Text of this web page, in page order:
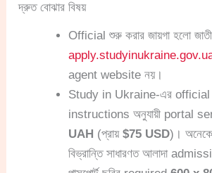
দ্রুত বোঝার বিষয়
Official শুরু করার জায়গা হলো
agent website নয়।
Study in Ukraine-এর
instructions অনুযায়ী portal
UAH (প্রায়$75 USD)।
বিভ্রান্তি সাধারণত আলাদা